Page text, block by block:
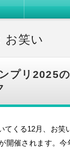
お笑い
プリ2025
てくる12月、お笑
開催されます。